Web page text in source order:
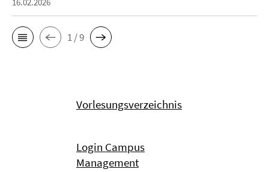
1 / 9
Vorlesungsverzeichnis
Login Campus
Management